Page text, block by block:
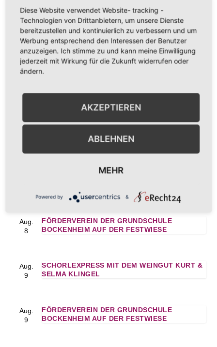
E-Mailweingut_kklingel@web.de
„Adventsführungen mit allen
Sinnen durch Bockenheim“
Klingels
AdventsXpr
SCHORLEXPRESS MIT DEM WEINGUT KURT &
Aug.
8
FÖRDERVEREIN DER GRUNDSCHULE
BOCKENHEIM AUF DER FESTWIESE
Aug.
9
SCHORLEXPRESS MIT DEM WEINGUT KURT &
SELMA KLINGEL
Aug.
9
FÖRDERVEREIN DER GRUNDSCHULE
BOCKENHEIM AUF DER FESTWIESE
Diese Website verwendet Website- tracking -
Technologien von Drittanbietern, um unsere Dienste
bereitzustellen und kontinuierlich zu verbessern und um
Werbung entsprechend den Interessen der Benutzer
anzuzeigen. Ich stimme zu und kann meine Einwilligung
jederzeit mit Wirkung für die Zukunft widerrufen oder
ändern.
AKZEPTIEREN
ABLEHNEN
MEHR
Powered by &